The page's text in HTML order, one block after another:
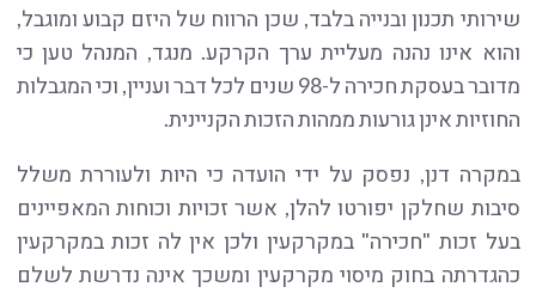
שירותי תכנון ובנייה בלבד, שכן הרווח של היזם קבוע ומוגבל,
והוא אינו נהנה מעליית ערך הקרקע. מנגד, המנהל טען כי
מדובר בעסקת חכירה ל-98 שנים לכל דבר ועניין, וכי המגבלות
החוזיות אינן גורעות ממהות הזכות הקניינית.
במקרה דנן, נפסק על ידי הועדה כי היות ולעוררת משלל
סיבות שחלקן יפורטו להלן, אשר זכויות וכוחות המאפיינים
בעל זכות "חכירה" במקרקעין ולכן אין לה זכות במקרקעין
כהגדרתה בחוק מיסוי מקרקעין ומשכך אינה נדרשת לשלם